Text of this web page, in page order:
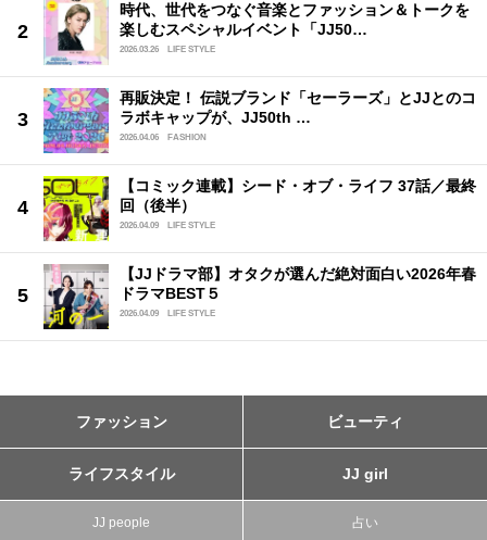
時代、世代をつなぐ音楽とファッション＆トークを
楽しむスペシャルイベント「JJ50…
2026.03.26 LIFE STYLE
再販決定！ 伝説ブランド「セーラーズ」とJJとのコ
ラボキャップが、JJ50th …
2026.04.06 FASHION
【コミック連載】シード・オブ・ライフ 37話／最終
回（後半）
2026.04.09 LIFE STYLE
【JJドラマ部】オタクが選んだ絶対面白い2026年春
ドラマBEST５
2026.04.09 LIFE STYLE
ファッション ビューティ
ライフスタイル JJ girl
JJ people 占い